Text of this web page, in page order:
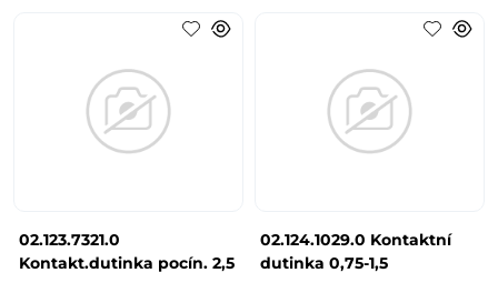
02.123.7321.0
Kontakt.dutinka pocín. 2,5
02.124.1029.0 Kontaktní
dutinka 0,75-1,5